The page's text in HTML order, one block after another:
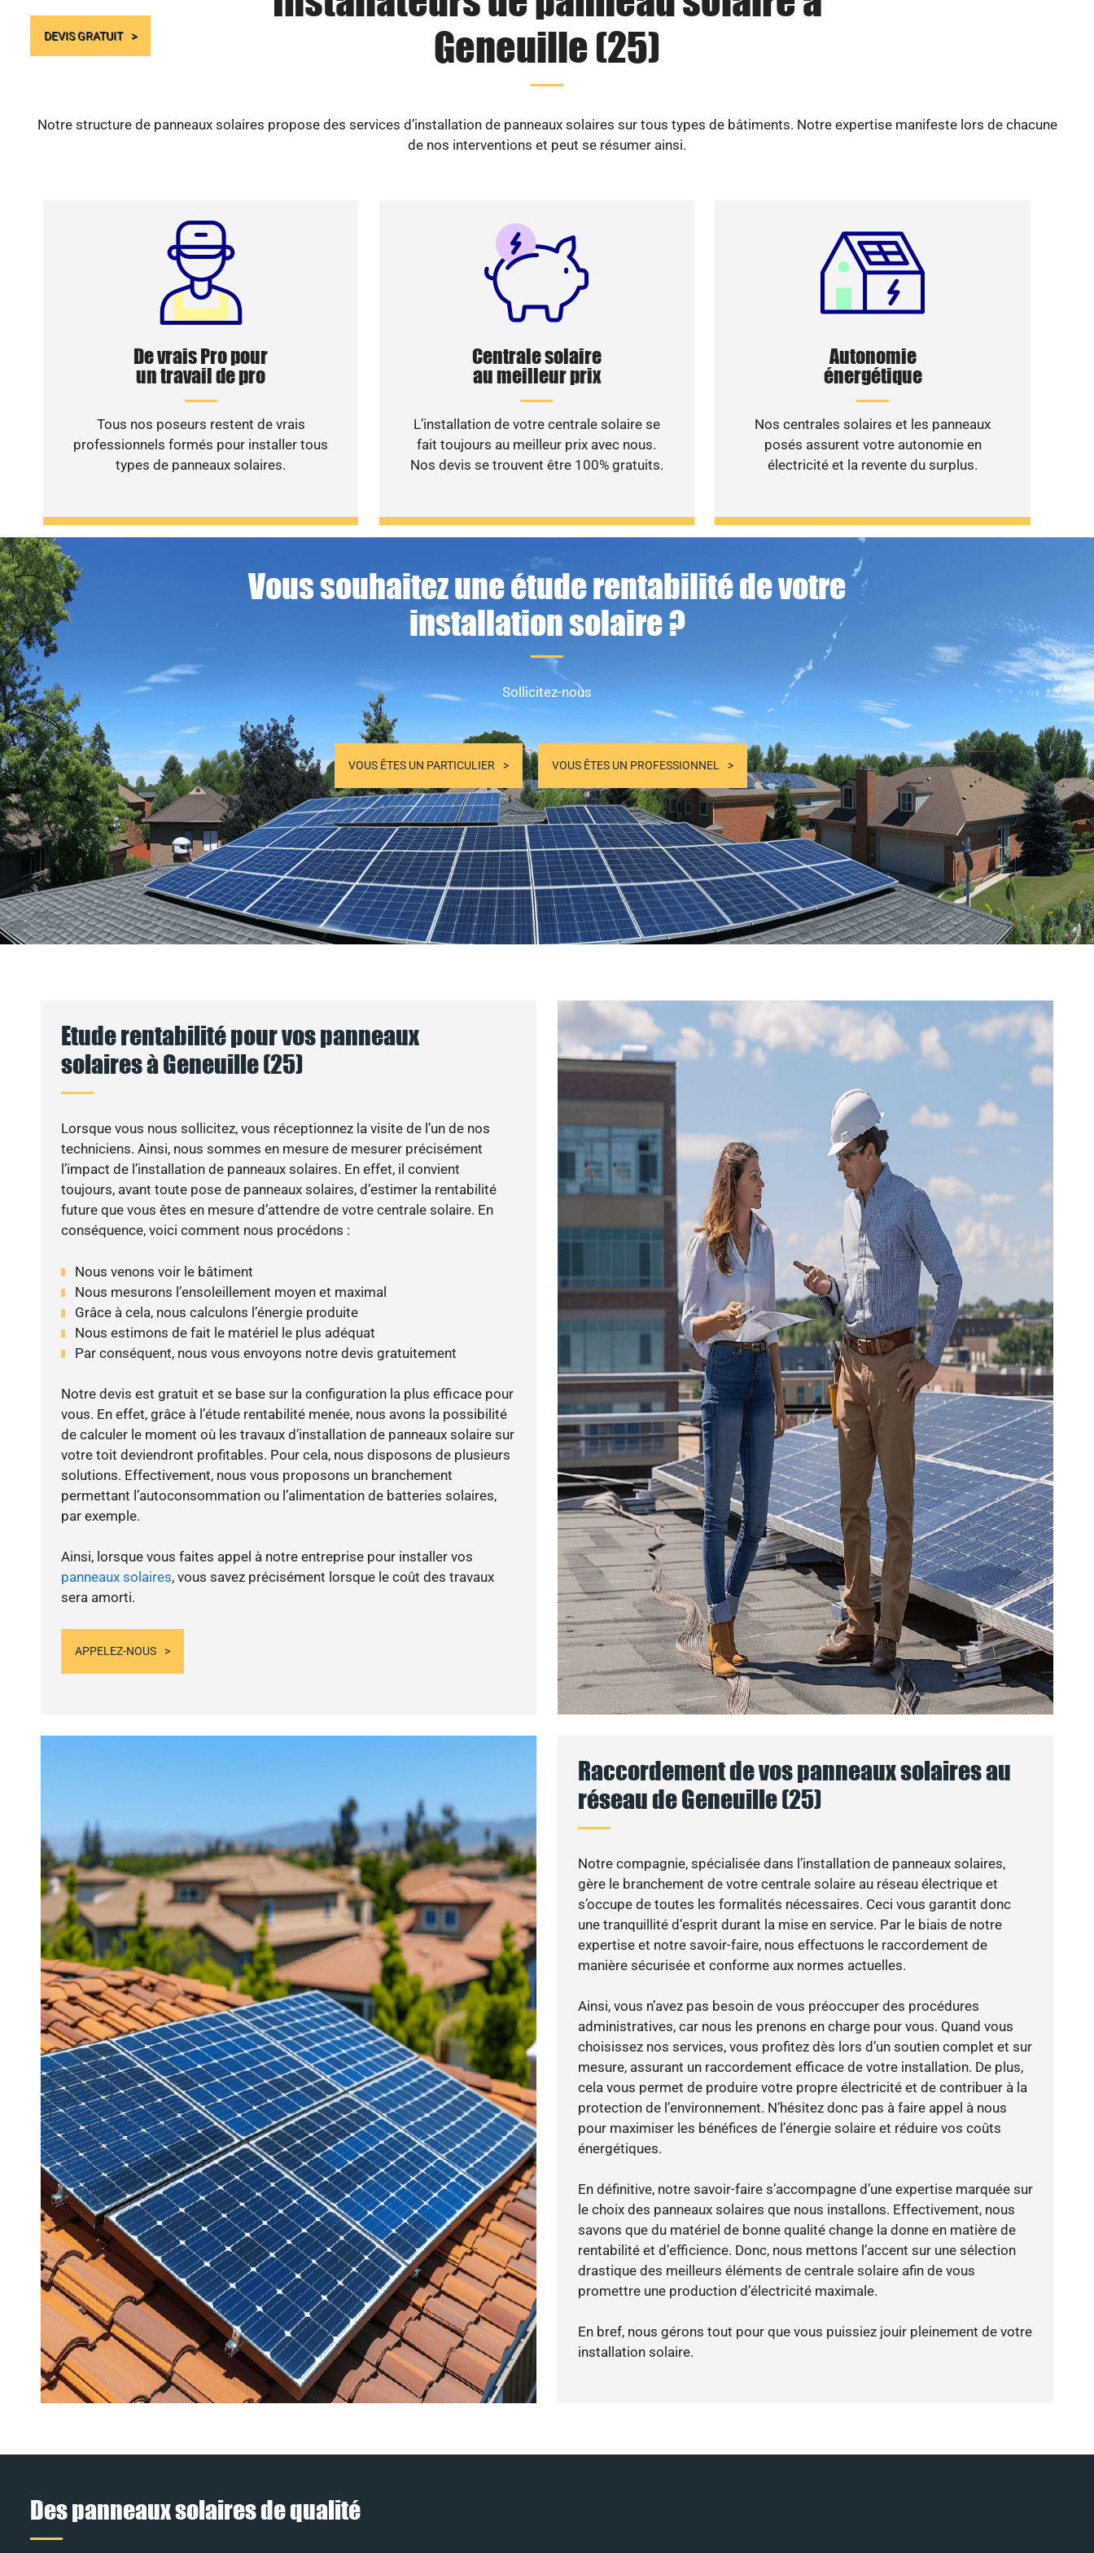
DEVIS GRATUIT
Geneuille (25)
Notre structure de panneaux solaires propose des services d’installation de panneaux solaires sur tous types de bâtiments. Notre expertise manifeste lors de chacune
de nos interventions et peut se résumer ainsi.
De vrais Pro pour
un travail de pro
Tous nos poseurs restent de vrais
professionnels formés pour installer tous
types de panneaux solaires.
Centrale solaire
au meilleur prix
L’installation de votre centrale solaire se
fait toujours au meilleur prix avec nous.
Nos devis se trouvent être 100% gratuits.
Autonomie
énergétique
Nos centrales solaires et les panneaux
posés assurent votre autonomie en
électricité et la revente du surplus.
Vous souhaitez une étude rentabilité de votre
installation solaire ?
Sollicitez-nous
VOUS ÊTES UN PARTICULIER VOUS ÊTES UN PROFESSIONNEL
Etude rentabilité pour vos panneaux
solaires à Geneuille (25)
Lorsque vous nous sollicitez, vous réceptionnez la visite de l’un de nos
techniciens. Ainsi, nous sommes en mesure de mesurer précisément
l’impact de l’installation de panneaux solaires. En effet, il convient
toujours, avant toute pose de panneaux solaires, d’estimer la rentabilité
future que vous êtes en mesure d’attendre de votre centrale solaire. En
conséquence, voici comment nous procédons :
Nous venons voir le bâtiment
Nous mesurons l’ensoleillement moyen et maximal
Grâce à cela, nous calculons l’énergie produite
Nous estimons de fait le matériel le plus adéquat
Par conséquent, nous vous envoyons notre devis gratuitement
Notre devis est gratuit et se base sur la configuration la plus efficace pour
vous. En effet, grâce à l’étude rentabilité menée, nous avons la possibilité
de calculer le moment où les travaux d’installation de panneaux solaire sur
votre toit deviendront profitables. Pour cela, nous disposons de plusieurs
solutions. Effectivement, nous vous proposons un branchement
permettant l’autoconsommation ou l’alimentation de batteries solaires,
par exemple.
Ainsi, lorsque vous faites appel à notre entreprise pour installer vos
panneaux solaires, vous savez précisément lorsque le coût des travaux
sera amorti.
APPELEZ-NOUS
Raccordement de vos panneaux solaires au
réseau de Geneuille (25)
Notre compagnie, spécialisée dans l’installation de panneaux solaires,
gère le branchement de votre centrale solaire au réseau électrique et
s’occupe de toutes les formalités nécessaires. Ceci vous garantit donc
une tranquillité d’esprit durant la mise en service. Par le biais de notre
expertise et notre savoir-faire, nous effectuons le raccordement de
manière sécurisée et conforme aux normes actuelles.
Ainsi, vous n’avez pas besoin de vous préoccuper des procédures
administratives, car nous les prenons en charge pour vous. Quand vous
choisissez nos services, vous profitez dès lors d’un soutien complet et sur
mesure, assurant un raccordement efficace de votre installation. De plus,
cela vous permet de produire votre propre électricité et de contribuer à la
protection de l’environnement. N’hésitez donc pas à faire appel à nous
pour maximiser les bénéfices de l’énergie solaire et réduire vos coûts
énergétiques.
En définitive, notre savoir-faire s’accompagne d’une expertise marquée sur
le choix des panneaux solaires que nous installons. Effectivement, nous
savons que du matériel de bonne qualité change la donne en matière de
rentabilité et d’efficience. Donc, nous mettons l’accent sur une sélection
drastique des meilleurs éléments de centrale solaire afin de vous
promettre une production d’électricité maximale.
En bref, nous gérons tout pour que vous puissiez jouir pleinement de votre
installation solaire.
Des panneaux solaires de qualité